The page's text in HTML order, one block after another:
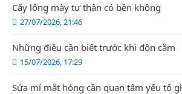
27/07/2026, 21:46
Cấy lông mày tự thân có bền không
15/07/2026, 17:29
Những điều cần biết trước khi độn cằm
Sửa mí mắt hỏng cần quan tâm yếu tố gì